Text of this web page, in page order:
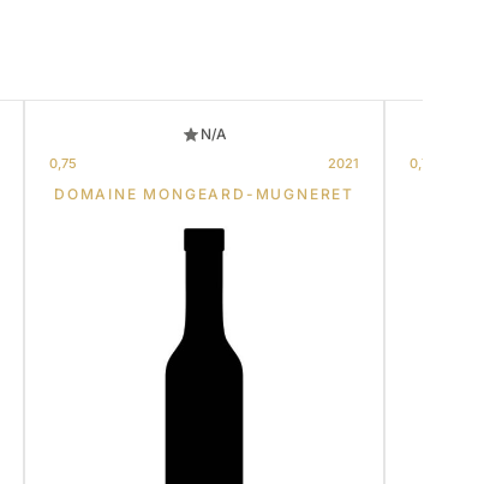
N/A
0,75 2021
DOMAINE MONGEARD-MUGNERET
0,75